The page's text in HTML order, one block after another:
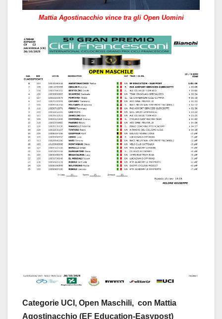
Mattia Agostinacchio vince tra gli Open Uomini
Categorie UCI, Open Maschili, con Mattia
Agostinacchio (EF Education-Easypost)